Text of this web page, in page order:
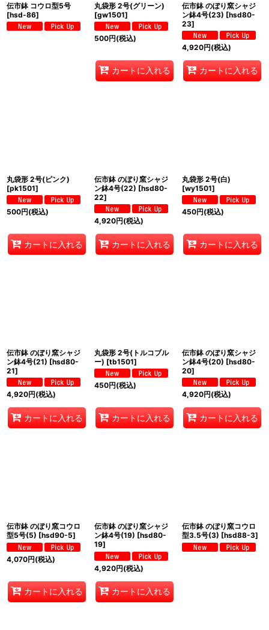
伝市鉢 コウロ型5号
[hsd-86]
丸袋形 2号(グリーン)
[gw1501]
500円(税込)
カートに入れる
伝市鉢 のぼり窯シャジ
ン鉢4号(23) [hsd80-
23]
4,920円(税込)
カートに入れる
丸袋形 2号(ピンク)
[pk1501]
500円(税込)
カートに入れる
伝市鉢 のぼり窯シャジ
ン鉢4号(22) [hsd80-
22]
4,920円(税込)
カートに入れる
丸袋形 2号(白)
[wy1501]
450円(税込)
カートに入れる
伝市鉢 のぼり窯シャジ
ン鉢4号(21) [hsd80-
21]
4,920円(税込)
カートに入れる
丸袋形 2号(トルコブル
ー) [tb1501]
450円(税込)
カートに入れる
伝市鉢 のぼり窯シャジ
ン鉢4号(20) [hsd80-
20]
4,920円(税込)
カートに入れる
伝市鉢 のぼり窯コウロ
型5号(5) [hsd90-5]
4,070円(税込)
カートに入れる
伝市鉢 のぼり窯シャジ
ン鉢4号(19) [hsd80-
19]
4,920円(税込)
カートに入れる
伝市鉢 のぼり窯コウロ
型3.5号(3) [hsd88-3]